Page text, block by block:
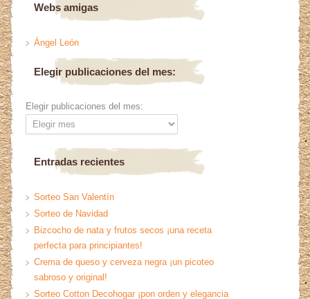
Webs amigas
Ángel León
Elegir publicaciones del mes:
Elegir publicaciones del mes:
Entradas recientes
Sorteo San Valentín
Sorteo de Navidad
Bizcocho de nata y frutos secos ¡una receta
perfecta para principiantes!
Crema de queso y cerveza negra ¡un picoteo
sabroso y original!
Sorteo Cotton Decohogar ¡pon orden y elegancia